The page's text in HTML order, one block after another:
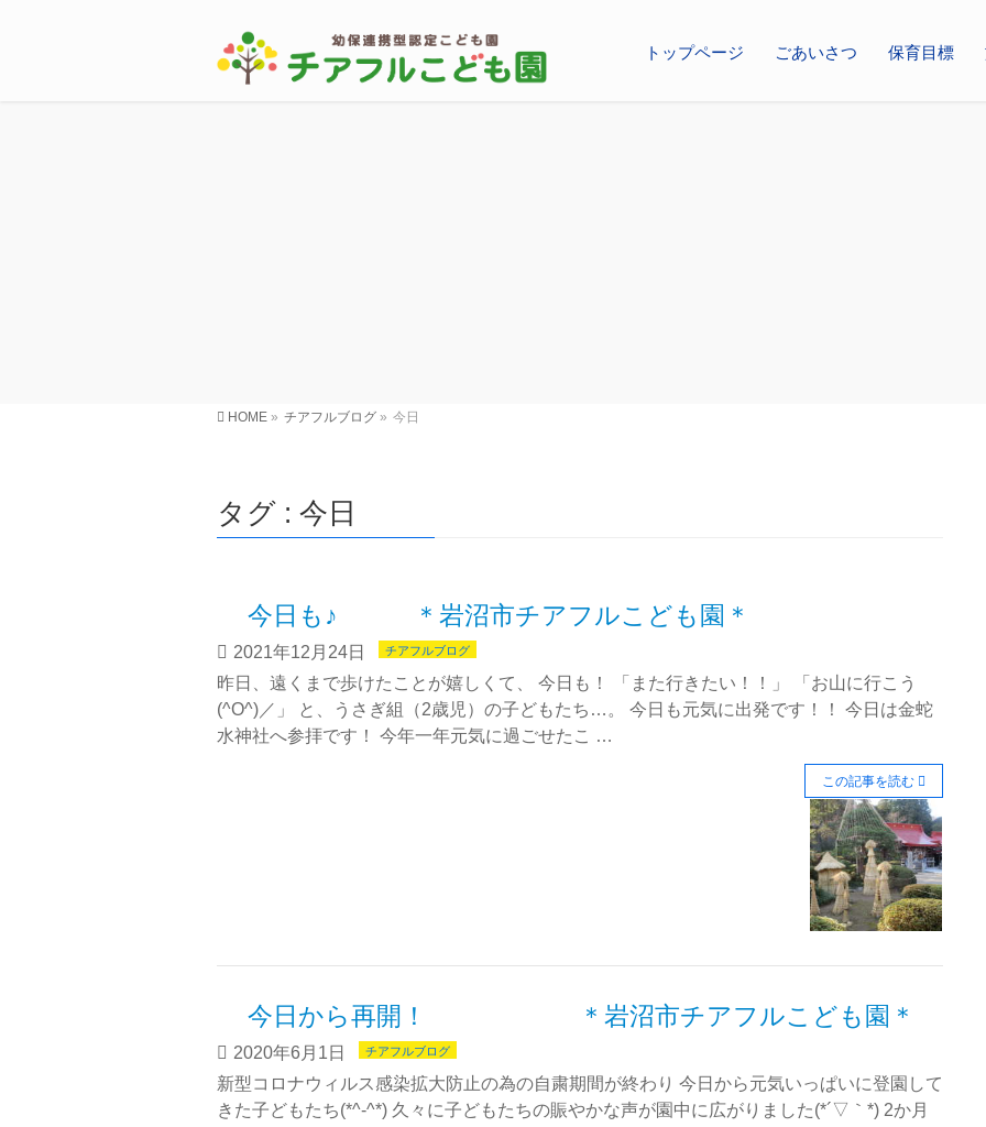
トップページ ごあいさつ 保育目標
HOME » チアフルブログ » 今日
タグ : 今日
今日も♪ ＊岩沼市チアフルこども園＊
2021年12月24日 チアフルブログ
昨日、遠くまで歩けたことが嬉しくて、 今日も！ 「また行きたい！！」 「お山に行こう
(^O^)／」 と、うさぎ組（2歳児）の子どもたち…。 今日も元気に出発です！！ 今日は金蛇
水神社へ参拝です！ 今年一年元気に過ごせたこ …
この記事を読む
今日から再開！ ＊岩沼市チアフルこども園＊
2020年6月1日 チアフルブログ
新型コロナウィルス感染拡大防止の為の自粛期間が終わり 今日から元気いっぱいに登園して
きた子どもたち(*^-^*) 久々に子どもたちの賑やかな声が園中に広がりました(*´▽｀*) 2か月